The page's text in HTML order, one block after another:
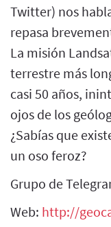
Twitter) nos
repasa
La misión
terrestre más
casi 50 años,
ojos de los
¿Sabías que
un oso feroz?
Grupo de
Web: http://